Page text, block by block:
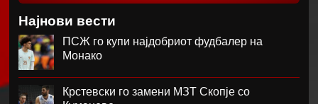
Најнови вести
ПСЖ го купи најдобриот фудбалер на
Монако
Крстевски го замени МЗТ Скопје со